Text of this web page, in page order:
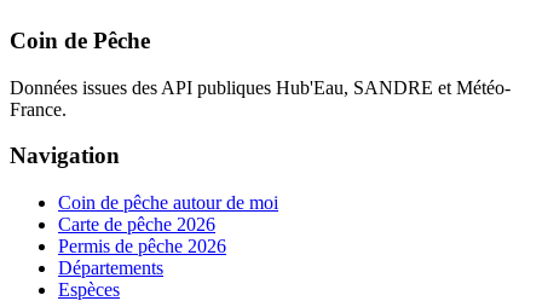
Coin de Pêche
Données issues des API publiques Hub'Eau, SANDRE et Météo-
France.
Navigation
Coin de pêche autour de moi
Carte de pêche 2026
Permis de pêche 2026
Départements
Espèces